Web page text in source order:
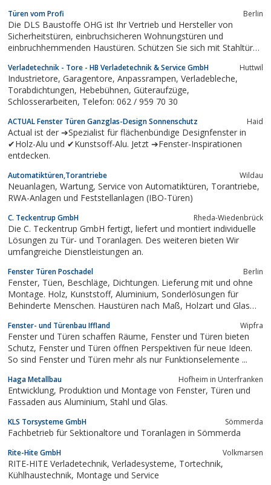
Türen vom Profi Berlin
Die DLS Baustoffe OHG ist Ihr Vertrieb und Hersteller von
Sicherheitstüren, einbruchsicheren Wohnungstüren und
einbruchhemmenden Haustüren. Schützen Sie sich mit Stahltüren
Sicherheitstüren für Ihren Wohnraum.
Verladetechnik - Tore - HB Verladetechnik & Service GmbH Huttwil
Industrietore, Garagentore, Anpassrampen, Verladebleche,
Torabdichtungen, Hebebühnen, Güteraufzüge,
Schlosserarbeiten, Telefon: 062 / 959 70 30
ACTUAL Fenster Türen Ganzglas-Design Sonnenschutz Haid
Actual ist der ➔Spezialist für flächenbündige Designfenster in
✔Holz-Alu und ✔Kunstsoff-Alu. Jetzt ➔Fenster-Inspirationen
entdecken.
Automatiktüren,Torantriebe Wildau
Neuanlagen, Wartung, Service von Automatiktüren, Torantriebe,
RWA-Anlagen und Feststellanlagen (IBO-Türen)
C. Teckentrup GmbH Rheda-Wiedenbrück
Die C. Teckentrup GmbH fertigt, liefert und montiert individuelle
Lösungen zu Tür- und Toranlagen. Des weiteren bieten Wir
umfangreiche Dienstleistungen an.
Fenster Türen Poschadel Berlin
Fenster, Tüen, Beschläge, Dichtungen. Lieferung mit und ohne
Montage. Holz, Kunststoff, Aluminium, Sonderlösungen für
Behinderte Menschen. Haustüren nach Maß, Holzart und Glas
ALLES nach WUNSCH.
Fenster- und Türenbau Iffland Wipfra
Fenster und Türen schaffen Räume, Fenster und Türen bieten
Schutz, Fenster und Türen öffnen Perspektiven für neue Ideen.
So sind Fenster und Türen mehr als nur Funktionselemente ...
Haga Metallbau Hofheim in Unterfranken
Entwicklung, Produktion und Montage von Fenster, Türen und
Fassaden aus Aluminium, Stahl und Glas.
KLS Torsysteme GmbH Sömmerda
Fachbetrieb für Sektionaltore und Toranlagen in Sömmerda
Rite-Hite GmbH Volkmarsen
RITE-HITE Verladetechnik, Verladesysteme, Tortechnik,
Kühlhaustechnik, Montage und Service